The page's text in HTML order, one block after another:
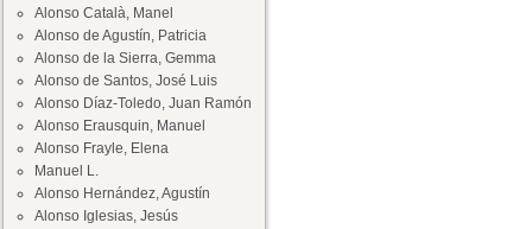
Alonso Català, Manel
Alonso de Agustín, Patricia
Alonso de la Sierra, Gemma
Alonso de Santos, José Luis
Alonso Díaz-Toledo, Juan Ramón
Alonso Erausquin, Manuel
Alonso Frayle, Elena
Manuel L.
Alonso Hernández, Agustín
Alonso Iglesias, Jesús